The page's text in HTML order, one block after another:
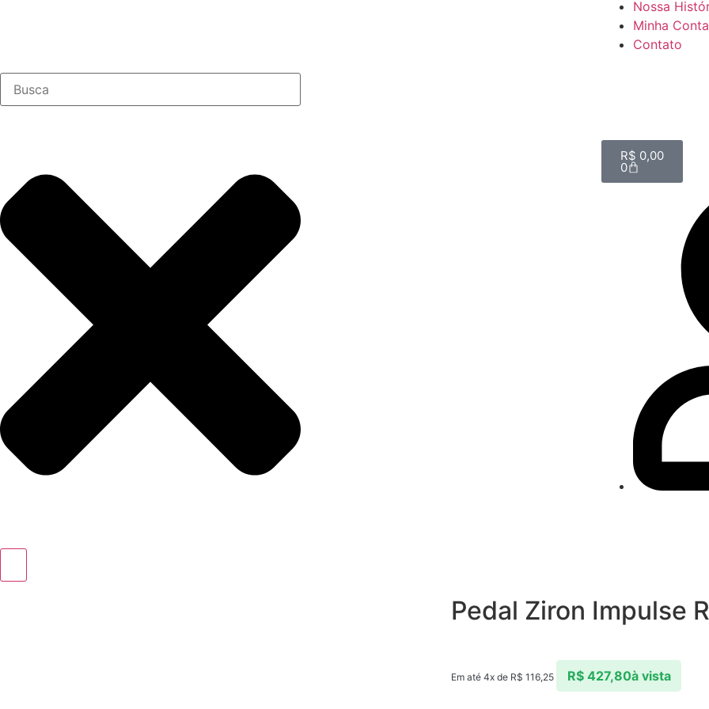
Nossa
Minha Conta
Contato
R$ 0,00
0
Pedal Ziron Impulse R
Em até 4x de R$ 116,25 R$427,80à vista